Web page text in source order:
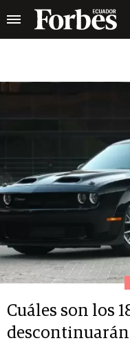
Cuáles son los
descontinuarán